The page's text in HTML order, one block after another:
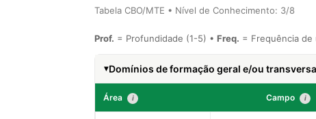
Tabela CBO/MTE • Nível de Conhecimento: 3/8
Prof. = Profundidade (1-5) • Freq. = Frequência de
Domínios de formação geral e/ou
Área i Campo i